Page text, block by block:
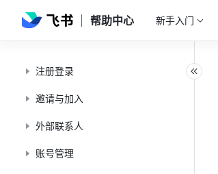
帮助中心 新手入门
注册登录
邀请与加入
外部联系人
账号管理